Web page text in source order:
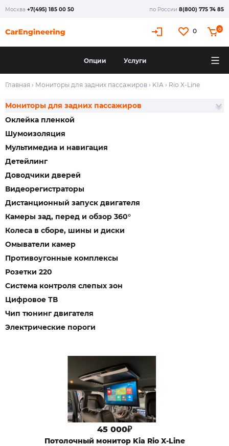
Москва +7(495) 185 00 50 по России 8(800) 775 74 85
0 0
Опции Услуги
Главная › Мониторы для задних пассажиров › KIA › Rio X-Line
Оклейка пленкой
Шумоизоляция
Мультимедиа и навигация
Детейлинг
Доводчики дверей
Видеорегистраторы
Дистанционный запуск двигателя
Камеры зад, перед и обзор 360°
Колеса в сборе, шины и диски
Мониторы для задних пассажиров
Омыватели камер
Противоугонные комплексы
Розетки 220
Система контроля слепых зон
Цифровое ТВ
Чип тюнинг двигателя
Электрические пороги
45 000₽
Потолочный монитор Kia Rio X-Line